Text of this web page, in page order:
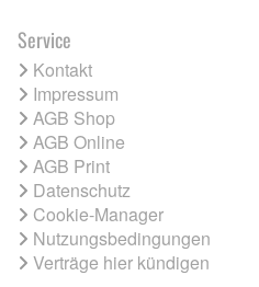
Service
Kontakt
Impressum
AGB Shop
AGB Online
AGB Print
Datenschutz
Cookie-Manager
Nutzungsbedingungen
Verträge hier kündigen